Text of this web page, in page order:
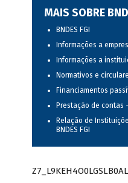
MAIS SOBRE
BNDES FGI
Informações a
Informações a
Normativos e
Financiamentos
Prestação de contas -
Relação de
BNDES FGI